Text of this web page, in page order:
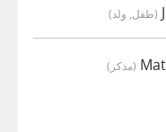
(طفل, ولد)
(مذكر)